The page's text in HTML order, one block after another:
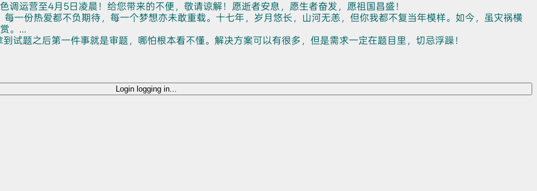
调运营至4月5日凌晨！给您带来的不便，敬请谅解！愿逝者安息，愿生者奋发，愿祖国昌盛！
一份热爱都不负期待，每一个梦想亦未敢重载。十七年，岁月悠长，山河无恙，但你我都不复当年模样。如今，虽灾祸横
。...
试题之后第一件事就是审题，哪怕根本看不懂。解决方案可以有很多，但是需求一定在题目里，切忌浮躁！
Login logging in...